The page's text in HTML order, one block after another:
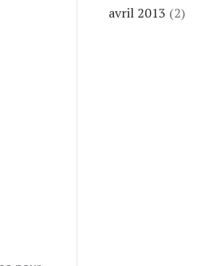
avril 2013 (2)